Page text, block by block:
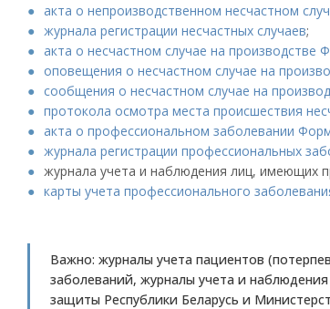
акта о непроизводственном несчастном
журнала регистрации несчастных случаев;
акта о несчастном случае на производстве
оповещения о несчастном случае на
сообщения о несчастном случае на
протокола осмотра места происшествия
акта о профессиональном заболевании
журнала регистрации профессиональных
журнала учета и наблюдения лиц, имеющих
карты учета профессионального
Важно: журналы учета пациентов
заболеваний, журналы учета и
защиты Республики Беларусь и